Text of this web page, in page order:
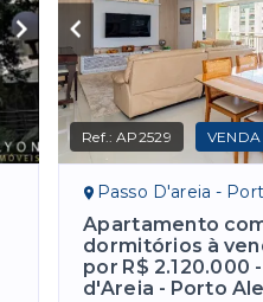
Ref.:AP2529 VENDA
Passo D'areia -
Apartamento
dormitórios à
por R$ 2.120.000
d'Areia - Porto